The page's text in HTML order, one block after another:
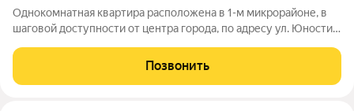
Однокомнатная квартира расположена в 1-м микрорайоне, в
шаговой доступности от центра города, по адресу ул. Юности.
м этаже пятиэтажного здания. Балкон выходит во двор, все
окна заменены на
Позвонить